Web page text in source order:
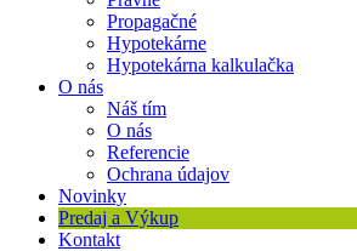
Propagačné
Hypotekárne
Hypotekárna kalkulačka
O nás
Náš tím
O nás
Referencie
Ochrana údajov
Novinky
Predaj a Výkup
Kontakt